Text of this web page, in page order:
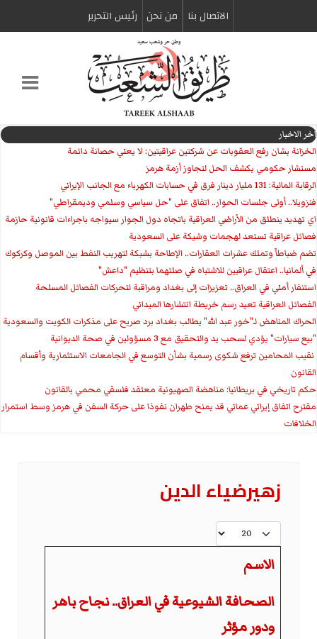
الاتصال بنا من نحن رئیس التحریر
اخر الاخبار
الخزانة بشان رفع العقوبات عن شركتين عراقيتين: لا يعني حصانة دائمة
مستشار حكومي يكشف الحل لتجاوز أزمة هرمز
الرقابة المالية: 131 مليار دينار فرق في حسابات الكهرباء مع الجانب الإيراني
فنزويلا.. أولى جلسات الحوار.. اتفاق على "حل سياسي وسلمي وديمقراطي"
اي تهديد ينطلق من الأراضي العراقية باتجاه دول الجوار سيواجه باجراءات قانونية حازمة
فصائل عراقية تستعد لهجمات وشيكة على السعودية
تضم ضباطاً وتملك عشرات العقارات.. الإطاحة بشبكة لتهريب النفط بين الموصل وكركوك
في ألمانيا.. اعتقال عراقيين للاشتباه في صلتهما بتنظيم "داعش"
استنفار أمني في العراق.. تعزيزات إلى بغداد ومراقبة لتحركات الفصائل المسلحة
الفصائل العراقية تعيد رسم خريطة انتشارها الميداني
الحراك المناهض لـ"خور عبد الله" يطالب بغداد برد صريح على مذكرات الكويت والسعودية
"بيع سيارات" يؤدي لسحب يد والتحقيق مع 3 مسؤولين في صحة الديوانية
‏ نقيب المحامين ترفع شكوى رسمية بشأن التوسع في الجامعات الاستثمارية وأقسام
القانون
حكم تاريخي في بريطانيا: مناهضة الصهيونية معتقد فلسفي محمي بالقانون
مقترح اتفاق إيراني عماني قد يمنح طهران نفوذا على حركة السفن في هرمز وسط استمرار
الخلافات
زهيرضياء الدين
عدد الإظهارات:
الاسم
الصحافة الشيوعية في العراق.. نجاح باهر
ودور مؤثر